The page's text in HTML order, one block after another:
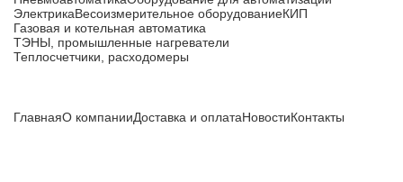
ЭлектрикаВесоизмерительное оборудованиеКИП
Газовая и котельная автоматика
ТЭНЫ, промышленные нагреватели
Теплосчетчики, расходомеры
ГлавнаяО компанииДоставка и оплатаНовостиКонтакты